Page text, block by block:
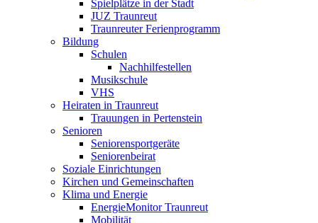
Spielplätze in der Stadt
JUZ Traunreut
Traunreuter Ferienprogramm
Bildung
Schulen
Nachhilfestellen
Musikschule
VHS
Heiraten in Traunreut
Trauungen in Pertenstein
Senioren
Seniorensportgeräte
Seniorenbeirat
Soziale Einrichtungen
Kirchen und Gemeinschaften
Klima und Energie
EnergieMonitor Traunreut
Mobilität